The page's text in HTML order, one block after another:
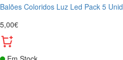
Balões Coloridos Luz Led Pack 5 Unid
5,00€